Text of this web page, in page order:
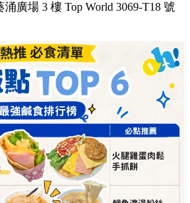
涌廣場 3 樓 Top World 3069-T18 號